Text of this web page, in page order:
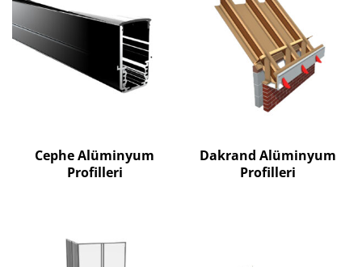
Cephe Alüminyum
Profilleri
Dakrand Alüminyum
Profilleri